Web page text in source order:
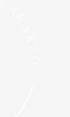
al mar
des de
amb llit
molt